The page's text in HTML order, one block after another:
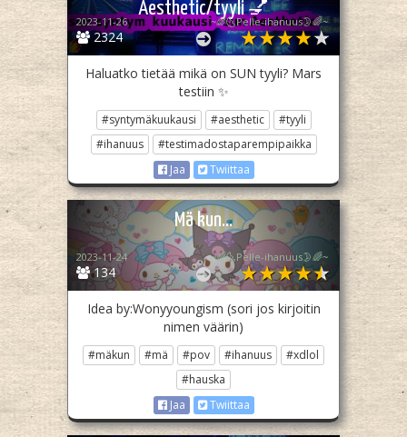
Aesthetic/tyyli 💅
2324
2023-11-26 ~🌈🌜Pelle-ihanuus🌛🌈~
Haluatko tietää mikä on SUN tyyli? Mars
testiin ✨
#syntymäkuukausi #aesthetic
#tyyli
#ihanuus
#testimadostaparempipaikka
Jaa
Twiittaa
Mä kun...
134
2023-11-24 ~🌈🌜Pelle-ihanuus🌛🌈~
Idea by:Wonyyoungism (sori jos kirjoitin
nimen väärin)
#mäkun #mä #pov #ihanuus
#xdlol
#hauska
Jaa
Twiittaa